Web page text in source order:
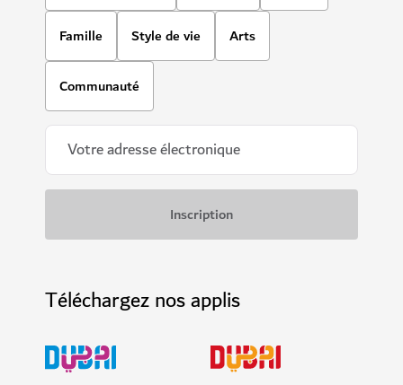
Famille Style de vie Arts
Communauté
Téléchargez nos applis